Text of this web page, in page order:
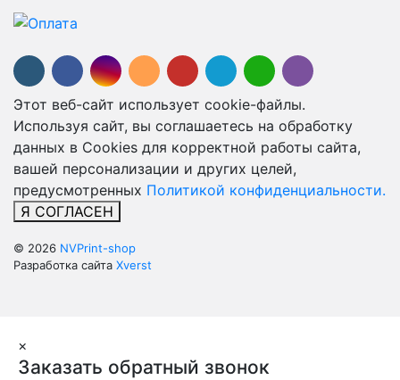
Этот веб-сайт использует cookie-файлы.
Используя сайт, вы соглашаетесь на обработку
данных в Cookies для корректной работы сайта,
вашей персонализации и других целей,
предусмотренных Политикой конфиденциальности.
Я СОГЛАСЕН
© 2026 NVPrint-shop
Разработка сайта Xverst
×
Заказать обратный звонок